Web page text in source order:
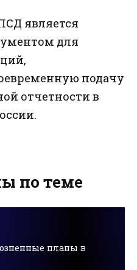
является
для
подачу
отчетности в
по теме
планы в